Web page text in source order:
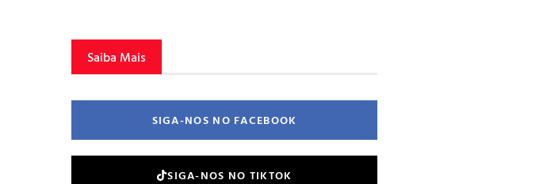
Saiba Mais
SIGA-NOS NO FACEBOOK
SIGA-NOS NO TIKTOK